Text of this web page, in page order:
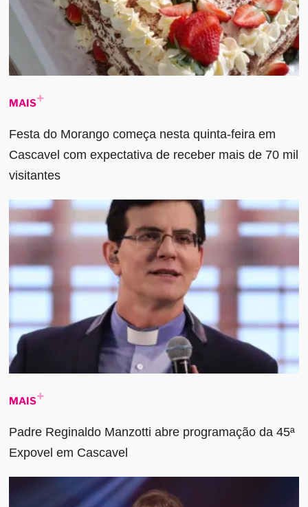
MAIS
Festa do Morango começa nesta quinta-feira em
Cascavel com expectativa de receber mais de 70 mil
visitantes
MAIS
Padre Reginaldo Manzotti abre programação da 45ª
Expovel em Cascavel